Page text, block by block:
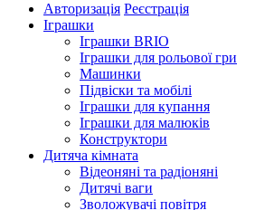
Авторизація Реєстрація
Іграшки
Іграшки BRIO
Іграшки для рольової гри
Машинки
Підвіски та мобілі
Іграшки для купання
Іграшки для малюків
Конструктори
Дитяча кімната
Відеоняні та радіоняні
Дитячі ваги
Зволожувачі повітря